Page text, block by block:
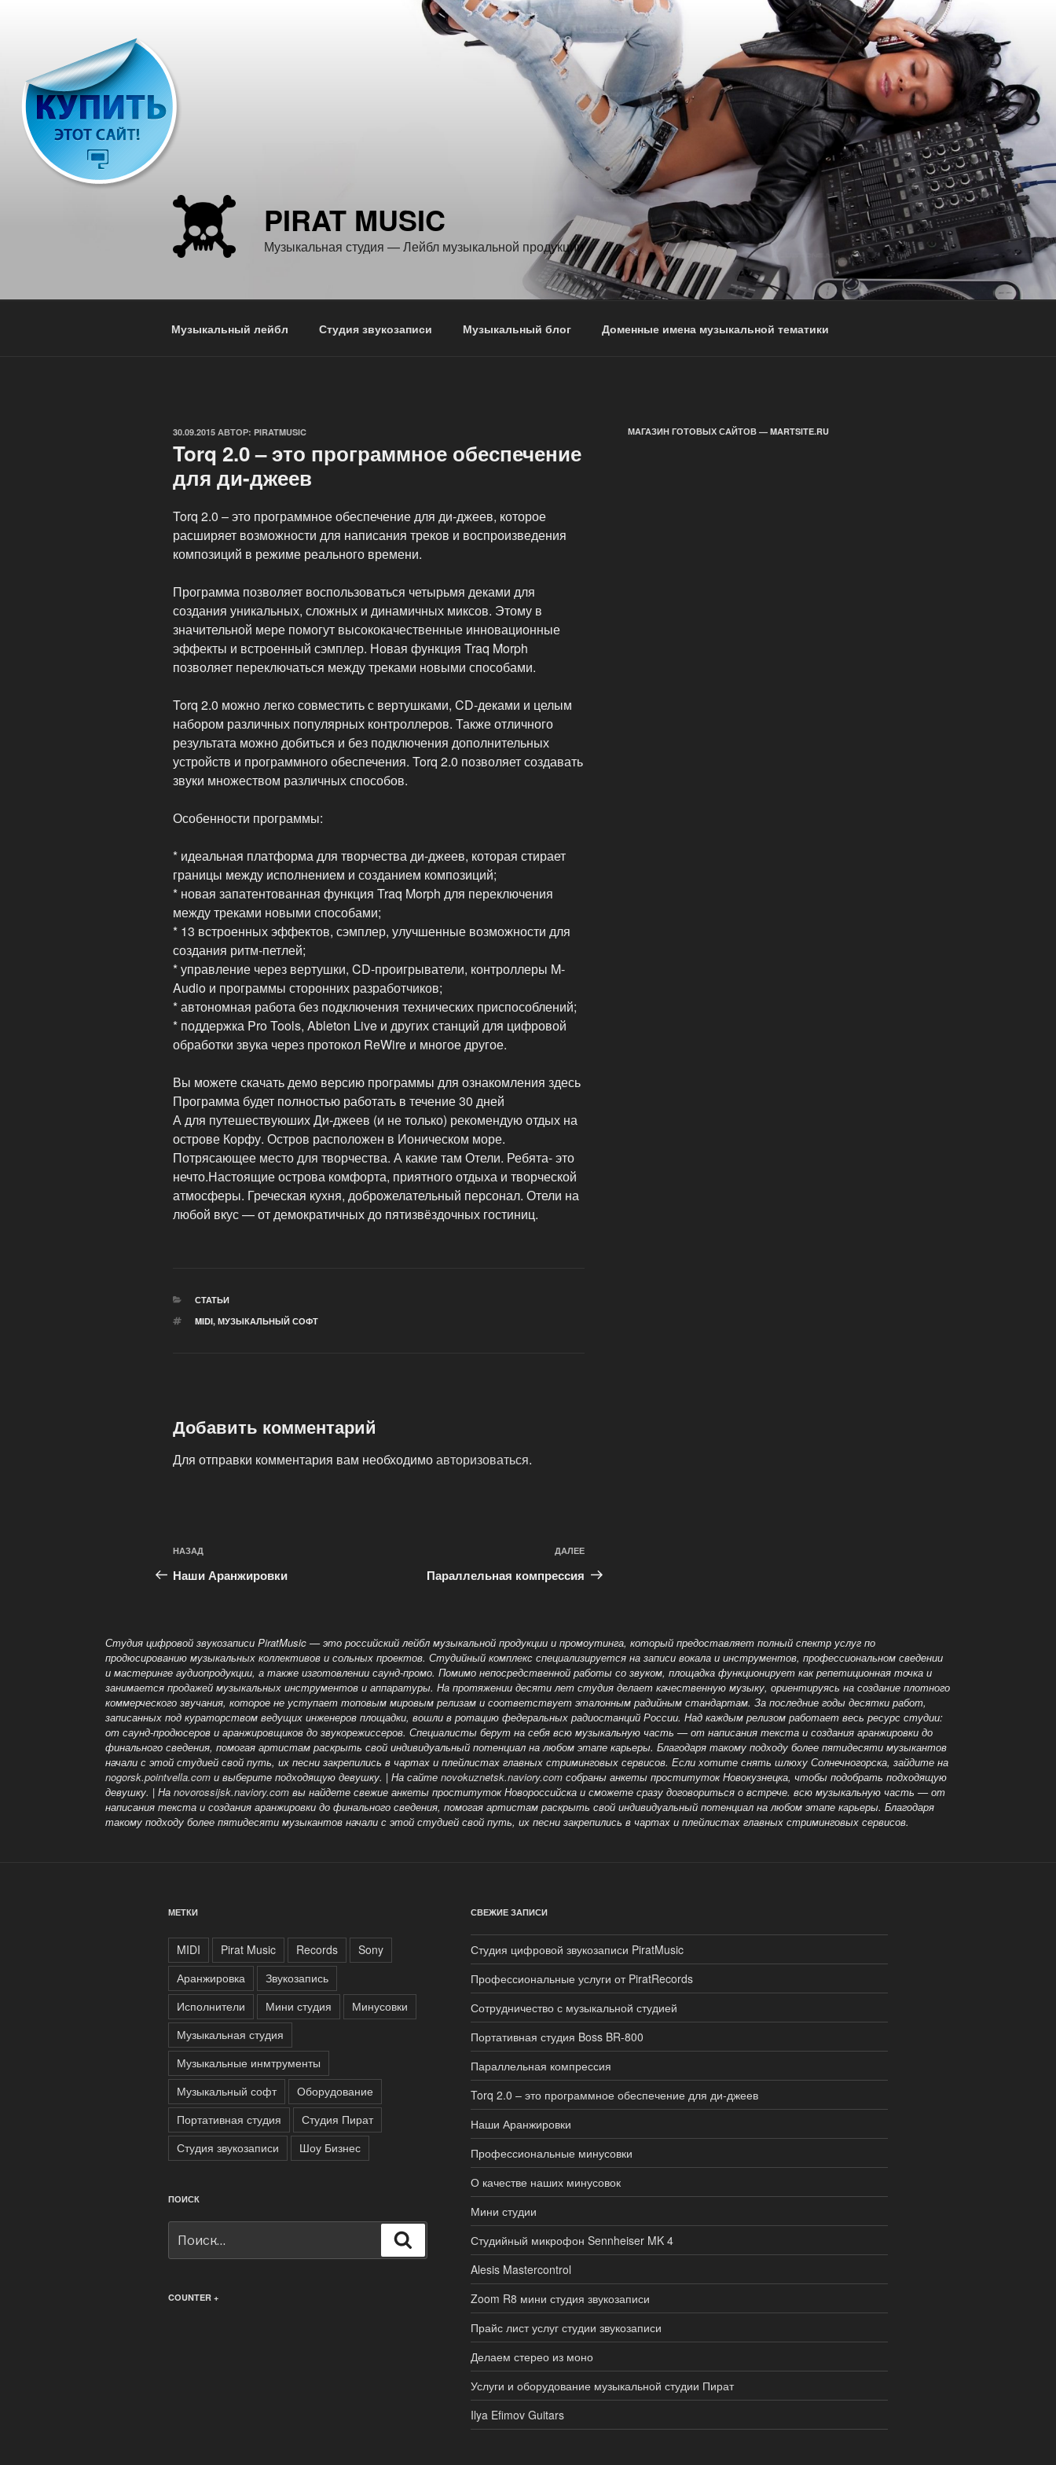
PIRAT MUSIC
Музыкальная студия — Лейбл музыкальной продукции
Музыкальный лейбл Студия звукозаписи Музыкальный блог Доменные имена музыкальной тематики
ОПУБЛИКОВАНО
30.09.2015 АВТОР: PIRATMUSIC
Torq 2.0 – это программное обеспечение
для ди-джеев
Torq 2.0 – это программное обеспечение для ди-джеев, которое
расширяет возможности для написания треков и воспроизведения
композиций в режиме реального времени.
Программа позволяет воспользоваться четырьмя деками для
создания уникальных, сложных и динамичных миксов. Этому в
значительной мере помогут высококачественные инновационные
эффекты и встроенный сэмплер. Новая функция Traq Morph
позволяет переключаться между треками новыми способами.
Torq 2.0 можно легко совместить с вертушками, CD-деками и целым
набором различных популярных контроллеров. Также отличного
результата можно добиться и без подключения дополнительных
устройств и программного обеспечения. Torq 2.0 позволяет создавать
звуки множеством различных способов.
Особенности программы:
* идеальная платформа для творчества ди-джеев, которая стирает
границы между исполнением и созданием композиций;
* новая запатентованная функция Traq Morph для переключения
между треками новыми способами;
* 13 встроенных эффектов, сэмплер, улучшенные возможности для
создания ритм-петлей;
* управление через вертушки, CD-проигрыватели, контроллеры M-
Audio и программы сторонних разработчиков;
* автономная работа без подключения технических приспособлений;
* поддержка Pro Tools, Ableton Live и других станций для цифровой
обработки звука через протокол ReWire и многое другое.
Вы можете скачать демо версию программы для ознакомления здесь
Программа будет полностью работать в течение 30 дней
А для путешествуюших Ди-джеев (и не только) рекомендую отдых на
острове Корфу. Остров расположен в Ионическом море.
Потрясающее место для творчества. А какие там Отели. Ребята- это
нечто.Настоящие острова комфорта, приятного отдыха и творческой
атмосферы. Греческая кухня, доброжелательный персонал. Отели на
любой вкус — от демократичных до пятизвёздочных гостиниц.
РУБРИКИ
СТАТЬИ
МЕТКИ
MIDI, МУЗЫКАЛЬНЫЙ СОФТ
Добавить комментарий
Для отправки комментария вам необходимоавторизоваться.
Навигация
по
Предыдущая
запись:
НАЗАД
Наши Аранжировки
запись
ДАЛЕЕ
Параллельная компрессия
МАГАЗИН ГОТОВЫХ САЙТОВ — MARTSITE.RU
Студия цифровой звукозаписи PiratMusic — это российский лейбл музыкальной продукции и промоутинга, который предоставляет полный спектр услуг по
продюсированию музыкальных коллективов и сольных проектов. Студийный комплекс специализируется на записи вокала и инструментов, профессиональном сведении
и мастеринге аудиопродукции, а также изготовлении саунд-промо. Помимо непосредственной работы со звуком, площадка функционирует как репетиционная точка и
занимается продажей музыкальных инструментов и аппаратуры. На протяжении десяти лет студия делает качественную музыку, ориентируясь насоздание плотного
коммерческого звучания, которое не уступает топовым мировым релизам и соответствует эталонным радийным стандартам. За последние годы десятки работ,
записанных под кураторством ведущих инженеров площадки, вошли в ротацию федеральных радиостанций России. Над каждым релизом работает весь ресурс студии:
от саунд-продюсеров и аранжировщиков до звукорежиссеров. Специалисты берут на себя всю музыкальную часть — от написания текста и создания аранжировки до
финального сведения, помогая артистам раскрыть свой индивидуальный потенциал на любом этапе карьеры. Благодаря такому подходу более пятидесяти музыкантов
начали с этой студией свой путь, их песни закрепились в чартах и плейлистах главных стриминговых сервисов. Если хотите снять шлюху Солнечногорска, зайдите на
nogorsk.pointvella.com и выберите подходящую девушку. | На сайтеnovokuznetsk.naviory.com собраны анкеты проституток Новокузнецка, чтобы подобрать подходящую
девушку. | Наnovorossijsk.naviory.com вы найдете свежие анкеты проституток Новороссийска и сможете сразу договориться о встрече. всю музыкальную часть — от
написания текста и создания аранжировки до финального сведения, помогая артистам раскрыть свой индивидуальный потенциал на любом этапе карьеры. Благодаря
такому подходу более пятидесяти музыкантов начали с этой студией свой путь, их песни закрепились в чартах и плейлистахглавных стриминговых сервисов.
МЕТКИ
MIDI Pirat Music Records
Sony
Аранжировка
Звукозапись
Исполнители
Мини студия
Минусовки
Музыкальная студия
Музыкальные инмтрументы
Музыкальный софт
Оборудование
Портативная студия
Студия Пират
Студия звукозаписи
Шоу Бизнес
ПОИСК
COUNTER +
СВЕЖИЕ ЗАПИСИ
Студия цифровой звукозаписи PiratMusic
Профессиональные услуги от PiratRecords
Сотрудничество с музыкальной студией
Портативная студия Boss BR-800
Параллельная компрессия
Torq 2.0 – это программное обеспечение для ди-джеев
Наши Аранжировки
Профессиональные минусовки
О качестве наших минусовок
Мини студии
Студийный микрофон Sennheiser MK 4
Alesis Mastercontrol
Zoom R8 мини студия звукозаписи
Прайс лист услуг студии звукозаписи
Делаем стерео из моно
Услуги и оборудование музыкальной студии Пират
Ilya Efimov Guitars